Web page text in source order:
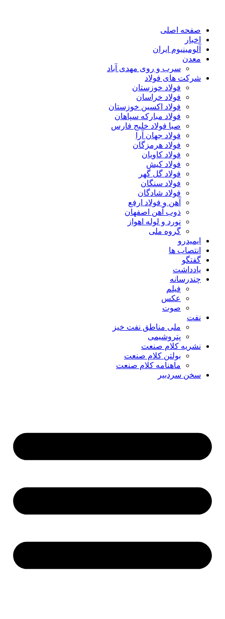
صفحه اصلی
اخبار
آلومینیوم ایران
معدن
سرب و روی مهدی آباد
شرکت های فولاد
فولاد خوزستان
فولاد خراسان
فولاد اکسین خوزستان
فولاد مبارکه سپاهان
صبا فولاد خلیج فارس
فولاد جهان آرا
فولاد هرمزگان
فولاد کاویان
فولاد کیش
فولاد گل گهر
فولاد سنگان
فولاد شادگان
آهن و فولاد ارفع
ذوب آهن اصفهان
نورد و لوله اهواز
گروه ملی
ایمیدرو
انتصاب ها
گفتگو
یادداشت
چندرسانه
فیلم
عکس
صوت
نفت
ملی مناطق نفت خیز
پتروشیمی
نشریه کلام صنعت
بولتن کلام صنعت
ماهنامه کلام صنعت
سخن سردبیر